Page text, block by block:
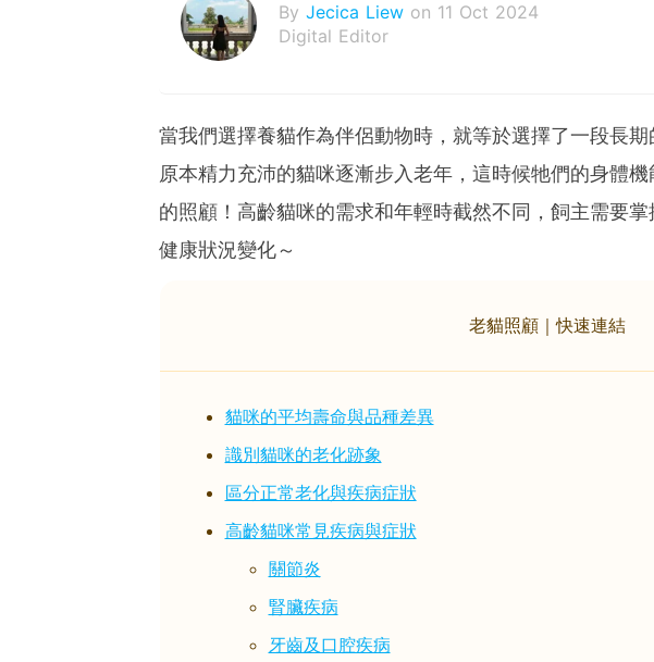
By Jecica Liew on 11 Oct 2024
Digital Editor
當我們選擇養貓作為伴侶動物時，就等於選擇了一段長期
原本精力充沛的貓咪逐漸步入老年，這時候牠們的身體
的照顧！高齡貓咪的需求和年輕時截然不同，飼主需要
健康狀況變化～
老貓照顧｜快速連結
貓咪的平均壽命與品種差異
識別貓咪的老化跡象
區分正常老化與疾病症狀
高齡貓咪常見疾病與症狀
關節炎
腎臟疾病
牙齒及口腔疾病